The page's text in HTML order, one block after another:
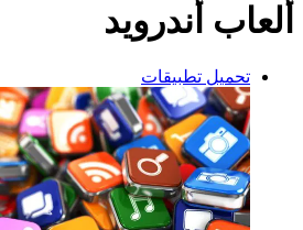
ألعاب أندرويد
تحميل تطبيقات